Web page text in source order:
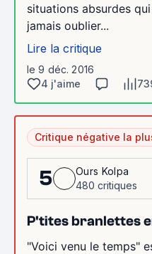
situations absurdes
jamais oublier...
Lire la critique
le 9 déc. 2016
4 j'aime
Critique négative la
5
Ours Kolpa
480 critiques
P'tites branlettes
"Voici venu le temps"